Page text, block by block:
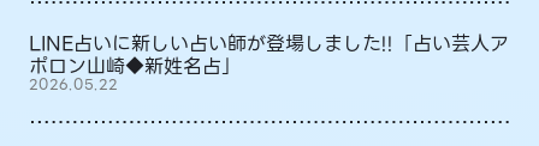
LINE占いに新しい占い師が登場しました!!「占い芸人ア
ポロン山崎◆新姓名占」
2026.05.22